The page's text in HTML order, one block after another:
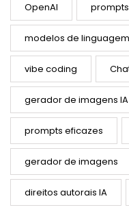
OpenAI
modelos de linguagem
vibe coding
gerador de imagens IA
prompts eficazes
gerador de imagens
direitos autorais IA